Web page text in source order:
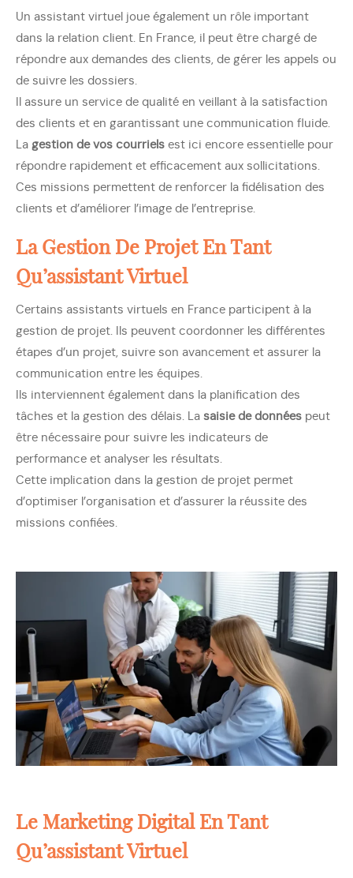
Un assistant virtuel joue également un rôle important
dans la relation client. En France, il peut être chargé de
répondre aux demandes des clients, de gérer les appels ou
de suivre les dossiers.
Il assure un service de qualité en veillant à la satisfaction
des clients et en garantissant une communication fluide.
La gestion de vos courriels est ici encore essentielle pour
répondre rapidement et efficacement aux sollicitations.
Ces missions permettent de renforcer la fidélisation des
clients et d’améliorer l’image de l’entreprise.
La Gestion De Projet En Tant
Qu’assistant Virtuel
Certains assistants virtuels en France participent à la
gestion de projet. Ils peuvent coordonner les différentes
étapes d’un projet, suivre son avancement et assurer la
communication entre les équipes.
Ils interviennent également dans la planification des
tâches et la gestion des délais. La saisie de données peut
être nécessaire pour suivre les indicateurs de
performance et analyser les résultats.
Cette implication dans la gestion de projet permet
d’optimiser l’organisation et d’assurer la réussite des
missions confiées.
Le Marketing Digital En Tant
Qu’assistant Virtuel